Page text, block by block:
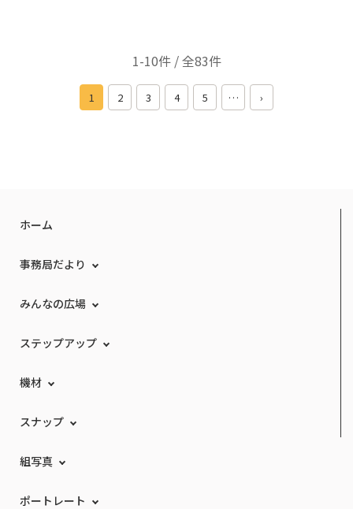
1-10件 / 全83件
1 2 3 4 5 … ›
ホーム
事務局だより
みんなの広場
ステップアップ
機材
スナップ
組写真
ポートレート